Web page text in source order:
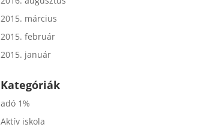
2015. március
2015. február
2015. január
Kategóriák
adó 1%
Aktív iskola